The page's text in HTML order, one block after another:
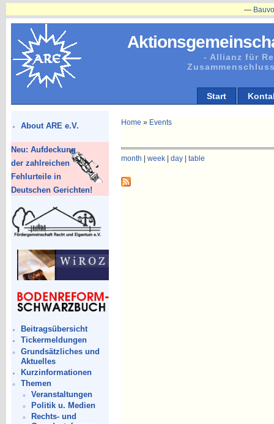
- Allianz für
Start
About ARE e.V.
Neu: Aufdeckung
der zahlreichen
Fehlurteile in
Deutschen Gerichten!
Beitragsübersicht
Tickermeldungen
Grundsätzliches und
Aktuelles
Kurzinformationen
Themen
Veranstaltungen
Politik u. Medien
Rechts- und
Home » Events
month week| day| table